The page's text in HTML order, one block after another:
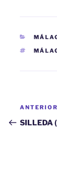
de
Entrada
anterior:
ANTERIOR
SILLEDA